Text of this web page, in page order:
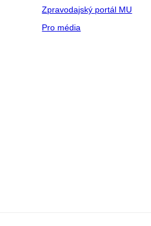
Zpravodajský portál MU
Pro média